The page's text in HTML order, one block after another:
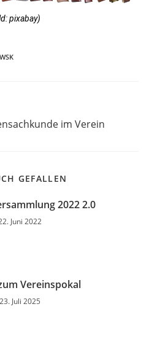
pixabay)
WSK
im Verein
GEFALLEN
2022 2.0
Juni 2022
Vereinspokal
23. Juli 2025